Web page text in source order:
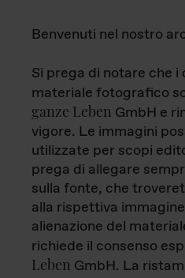
Benvenuti nel nostro
Si prega di notare che
materiale fotografico
ganze Leben GmbH e
vigore. Le immagini
utilizzate per scopi
prega di allegare
sulla fonte, che
alla rispettiva
alienazione del
richiede il consenso
Leben GmbH. La